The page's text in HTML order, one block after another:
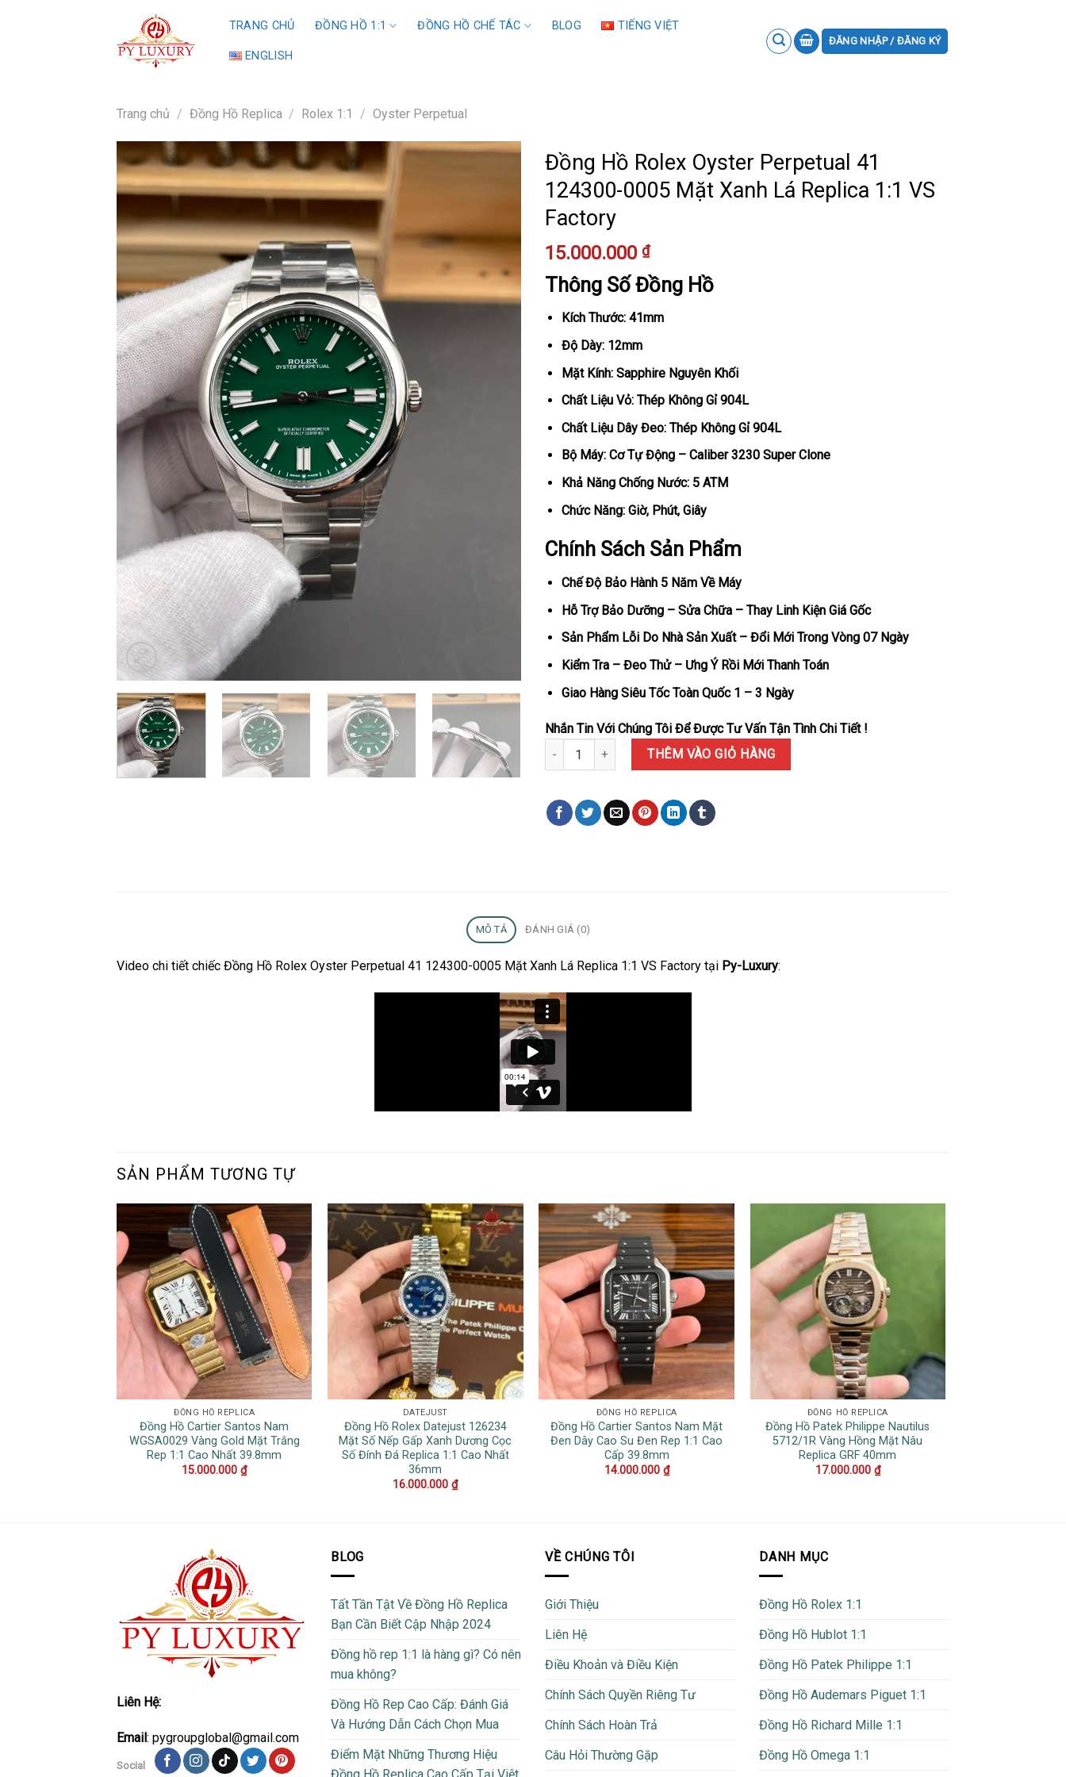
TRANG CHỦ ĐỒNG HỒ 1:1 ĐỒNG HỒ CHẾ TÁC BLOG TIẾNG VIỆT
ENGLISH
ĐĂNG NHẬP / ĐĂNG KÝ
Trang chủ / Đồng Hồ Replica / Rolex 1:1 / Oyster Perpetual
Đồng Hồ Rolex Oyster Perpetual 41
124300-0005 Mặt Xanh Lá Replica 1:1 VS
Factory
15.000.000 ₫
Thông Số Đồng Hồ
Kích Thước: 41mm
Độ Dày: 12mm
Mặt Kính: Sapphire Nguyên Khối
Chất Liệu Vỏ: Thép Không Gỉ 904L
Chất Liệu Dây Đeo: Thép Không Gỉ 904L
Bộ Máy: Cơ Tự Động – Caliber 3230 Super Clone
Khả Năng Chống Nước: 5 ATM
Chức Năng: Giờ, Phút, Giây
Chính Sách Sản Phẩm
Chế Độ Bảo Hành 5 Năm Về Máy
Hỗ Trợ Bảo Dưỡng – Sửa Chữa – Thay Linh Kiện Giá Gốc
Sản Phẩm Lỗi Do Nhà Sản Xuất – Đổi Mới Trong Vòng 07 Ngày
Kiểm Tra – Đeo Thử – Ưng Ý Rồi Mới Thanh Toán
Giao Hàng Siêu Tốc Toàn Quốc 1 – 3 Ngày
Nhắn Tin Với Chúng Tôi Để Được Tư Vấn Tận Tình Chi Tiết !
Đồng Hồ Rolex Oyster Perpetual 41 124300-0005 Mặt Xanh Lá Replica 1:1 VS Factory số lượng
THÊM VÀO GIỎ HÀNG
MÔ TẢ ĐÁNH GIÁ (0)
Video chi tiết chiếc Đồng Hồ Rolex Oyster Perpetual 41 124300-0005 Mặt Xanh Lá Replica 1:1 VS Factory tại Py-Luxury:
SẢN PHẨM TƯƠNG TỰ
ĐỒNG HỒ REPLICA
Đồng Hồ Cartier Santos Nam
WGSA0029 Vàng Gold Mặt Trắng
Rep 1:1 Cao Nhất 39.8mm
15.000.000₫
DATEJUST
Đồng Hồ Rolex Datejust 126234
Mặt Số Nếp Gấp Xanh Dương Cọc
Số Đính Đá Replica 1:1 Cao Nhất
36mm
16.000.000₫
ĐỒNG HỒ REPLICA
Đồng Hồ Cartier Santos Nam Mặt
Đen Dây Cao Su Đen Rep 1:1 Cao
Cấp 39.8mm
14.000.000 ₫
ĐỒNG HỒ REPLICA
Đồng Hồ Patek Philippe Nautilus
5712/1R Vàng Hồng Mặt Nâu
Replica GRF 40mm
17.000.000 ₫
Liên Hệ:
Email : pygroupglobal@gmail.com
Social
BLOG
Tất Tần Tật Về Đồng Hồ Replica
Bạn Cần Biết Cập Nhập 2024
Đồng hồ rep 1:1 là hàng gì? Có nên
mua không?
Đồng Hồ Rep Cao Cấp: Đánh Giá
Và Hướng Dẫn Cách Chọn Mua
Điểm Mặt Những Thương Hiệu
VỀ CHÚNG TÔI
Giới Thiệu
Liên Hệ
Điều Khoản và Điều Kiện
Chính Sách Quyền Riêng Tư
Chính Sách Hoàn Trả
Câu Hỏi Thường Gặp
DANH MỤC
Đồng Hồ Rolex 1:1
Đồng Hồ Hublot 1:1
Đồng Hồ Patek Philippe 1:1
Đồng Hồ Audemars Piguet 1:1
Đồng Hồ Richard Mille 1:1
Đồng Hồ Omega 1:1